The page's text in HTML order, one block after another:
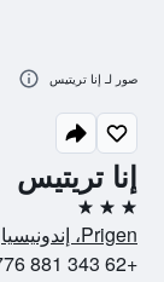
إنا تريتيس
3 نجوم
Prigen، إندونيسيا
+62 343 881 776
صور لـ إنا تريتيس